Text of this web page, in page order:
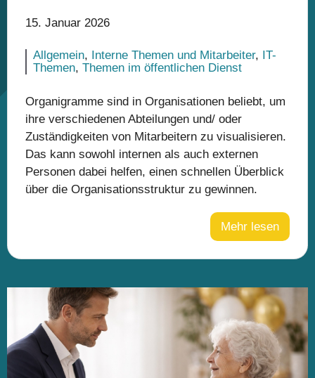
15. Januar 2026
Allgemein, Interne Themen und Mitarbeiter, IT-
Themen, Themen im öffentlichen Dienst
Organigramme sind in Organisationen beliebt, um
ihre verschiedenen Abteilungen und/ oder
Zuständigkeiten von Mitarbeitern zu visualisieren.
Das kann sowohl internen als auch externen
Personen dabei helfen, einen schnellen Überblick
über die Organisationsstruktur zu gewinnen.
Mehr lesen